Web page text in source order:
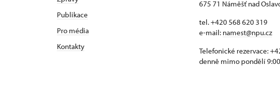
Publikace
Pro média
Kontakty
675 71 Náměšť nad
tel. +420 568 620 319
e-mail: namest@npu.cz
Telefonické rezervace:
denně mimo pondělí